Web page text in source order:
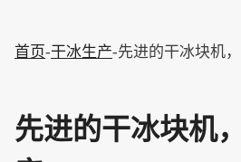
首页-干冰生产-先进的干冰块机
先进的干冰块机